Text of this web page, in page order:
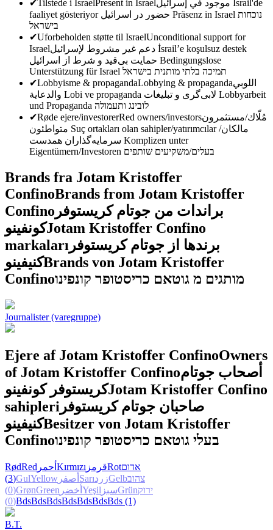
✔Tilstede i IsraelPresent in Israel
İsrail'de
faaliyet gösteriyor
Präsenz in Israel נוכחות
בישראל
✔Uforbeholden støtte til IsraelUnconditional support for
Israel
İsrail’e koşulsuz destek
Bedingungslose
Unterstützung für Israel תמיכה בלתי מותנית בישראל
✔Lobbyisme & propagandaLobbying & propagandaاللوبي
Lobi ve propaganda
Lobbyarbeit
und Propaganda לובינג ותעמולה
✔Røde ejere/investorerRed owners/investorsمُلّاك/مستثمرون
Suç ortakları olan sahipler/yatırımcılarمالکان/
Komplizen unter
Eigentümern/Investoren בעלים/משקיעים שותפים
Brands fra Jotam Kristoffer
ConfinoBrands from Jotam Kristoffer
Confino براندات من جوتام كريستوفر
كونفينوJotam Kristoffer Confino
markaları برندها از جوتام کریستوفر
کنیفینوBrands von Jotam Kristoffer
Confinoמותגים מ גוטאם כריסטופר קונפינו
Journalister (varegruppe)
Ejere af Jotam Kristoffer ConfinoOwners
of Jotam Kristoffer Confinoأصحاب جوتام
كريستوفر كونفينوJotam Kristoffer Confino
sahipleri صاحبان جوتام کریستوفر
کنیفینوBesitzer von Jotam Kristoffer
Confinoבעלי גוטאם כריסטופר קונפינו
RødRed أحمر Kırmızı قرمزRotאדום
(3)GulYellow أصفر SarıزردGelbצהוב
(0)GrønGreen أخضر Yeşil سبزGrünירוק
(0)BdsBdsBdsBdsBdsBdsBds (1)
B.T.